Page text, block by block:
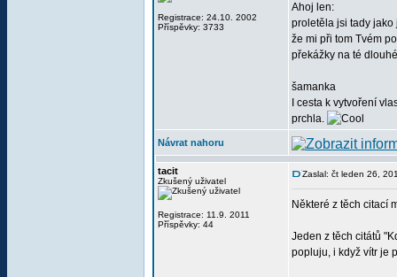
Registrace: 24.10. 2002
Příspěvky: 3733
Ahoj len:
proletěla jsi tady jako
že mi při tom Tvém
překážky na té
šamanka
I cesta k vytvoření
prchla.
Návrat nahoru
tacit
Zkušený uživatel
Registrace: 11.9. 2011
Příspěvky: 44
Zaslal: čt leden 26,
Některé z těch citací
Jeden z těch citátů
popluju, i když vítr je